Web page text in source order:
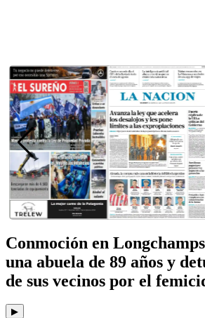
Conmoción en
una abuela de 89 años y
de sus vecinos por el
▶